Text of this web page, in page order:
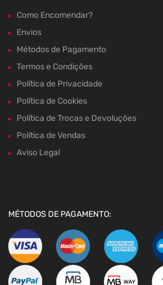
Como Encomendar?
Envios
Métodos de Pagamento
Termos e Condições
Política de Privacidade
Política de Cookies
Política de Trocas e Devoluções
Política de Vendas
Aviso Legal
MÉTODOS DE PAGAMENTO: